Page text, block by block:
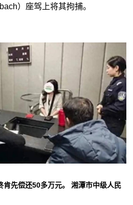
）座驾上将其拘捕。
先偿还50多万元。 湘潭市中级人民